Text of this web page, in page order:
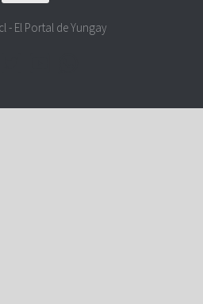
- El Portal de Yungay